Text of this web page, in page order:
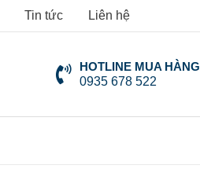
Tin tức Liên hệ
HOTLINE MUA HÀNG
0935 678 522